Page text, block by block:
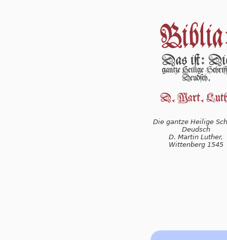
Die gantze Heilige
Deudsch
D. Martin Luther,
Wittenberg 1545